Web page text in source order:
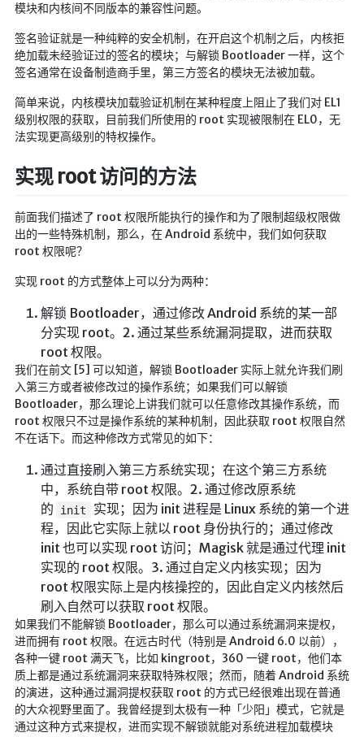
模块和内核间不同版本的兼容性问题。
签名验证就是一种纯粹的安全机制，在开启这个机制之后，内核拒
绝加载未经验证过的签名的模块；与解锁 Bootloader 一样，这个
签名通常在设备制造商手里，第三方签名的模块无法被加载。
简单来说，内核模块加载验证机制在某种程度上阻止了我们对 EL1
级别权限的获取，目前我们所使用的 root 实现被限制在 EL0，无
法实现更高级别的特权操作。
实现 root 访问的方法
前面我们描述了 root 权限所能执行的操作和为了限制超级权限做
出的一些特殊机制，那么，在 Android 系统中，我们如何获取
root 权限呢？
实现 root 的方式整体上可以分为两种：
解锁 Bootloader，通过修改 Android 系统的某一部
分实现 root。2. 通过某些系统漏洞提取，进而获取
root 权限。
我们在前文 [5] 可以知道，解锁 Bootloader 实际上就允许我们刷
入第三方或者被修改过的操作系统；如果我们可以解锁
Bootloader，那么理论上讲我们就可以任意修改其操作系统，而
root 权限只不过是操作系统的某种机制，因此获取 root 权限自然
不在话下。而这种修改方式常见的如下：
通过直接刷入第三方系统实现；在这个第三方系统
中，系统自带 root 权限。2. 通过修改原系统
的
init
实现；因为 init 进程是 Linux 系统的第一个进
程，因此它实际上就以 root 身份执行的；通过修改
init 也可以实现 root 访问；Magisk 就是通过代理 init
实现的 root 权限。3. 通过自定义内核实现；因为
root 权限实际上是内核操控的，因此自定义内核然后
刷入自然可以获取 root 权限。
如果我们不能解锁 Bootloader，那么可以通过系统漏洞来提权，
进而拥有 root 权限。在远古时代（特别是 Android 6.0 以前），
各种一键 root 满天飞，比如 kingroot，360 一键 root，他们本
质上都是通过系统漏洞来获取特殊权限；然而，随着 Android 系统
的演进，这种通过漏洞提权获取 root 的方式已经很难出现在普通
的大众视野里面了。我曾经提到太极有一种「少阳」模式，它就是
通过这种方式来提权，进而实现不解锁就能对系统进程加载模块